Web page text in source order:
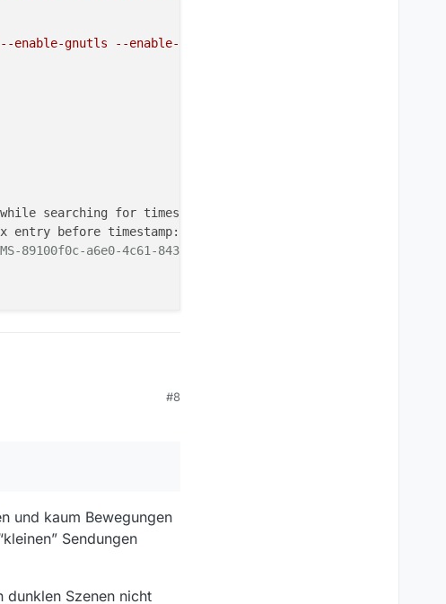
--enable-gnutls --enable-iconv
searching for timestamp:
before timestamp:
a6e0-4c61-8430-6b81e2ef7792-be7c2950aac6_89.mp4':
192 kb/s (default)
Erklärt den
--enable-gnutls --enable-iconv --enable-libass
#8
und kaum Bewegungen
Sendungen
dunklen Szenen nicht